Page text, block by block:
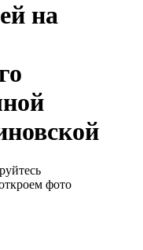
на
фото